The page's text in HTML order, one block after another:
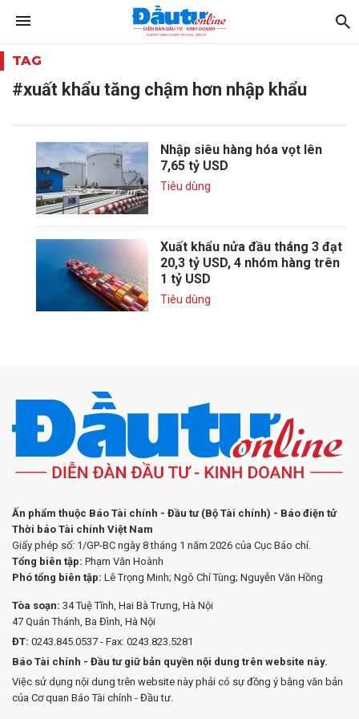
TAG
#xuất khẩu tăng chậm hơn nhập khẩu
Nhập siêu hàng hóa vọt lên
7,65 tỷ USD
Tiêu dùng
Xuất khẩu nửa đầu tháng 3 đạt
20,3 tỷ USD, 4 nhóm hàng trên
1 tỷ USD
Tiêu dùng
Ấn phẩm thuộc Báo Tài chính - Đầu tư (Bộ Tài chính) - Báo điện tử
Thời báo Tài chính Việt Nam
Giấy phép số: 1/GP-BC ngày 8 tháng 1 năm 2026 của Cục Báo chí.
Tổng biên tập: Phạm Văn Hoành
Phó tổng biên tập: Lê Trọng Minh; Ngô Chí Tùng; Nguyễn Văn Hồng
Tòa soạn: 34 Tuệ Tĩnh, Hai Bà Trưng, Hà Nội
47 Quán Thánh, Ba Đình, Hà Nội
ĐT: 0243.845.0537 - Fax: 0243.823.5281
Báo Tài chính - Đầu tư giữ bản quyền nội dung trên website này.
Việc sử dụng nội dung trên website này phải có sự đồng ý bằng văn bản
của Cơ quan Báo Tài chính - Đầu tư.